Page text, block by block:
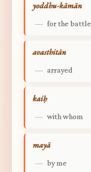
yoddhu-kāmān
— for the battle
avasthitān
— arrayed
kaiḥ
— with whom
mayā
— by me